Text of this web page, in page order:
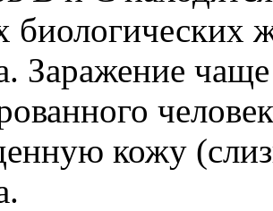
биологических
Заражение
кожу